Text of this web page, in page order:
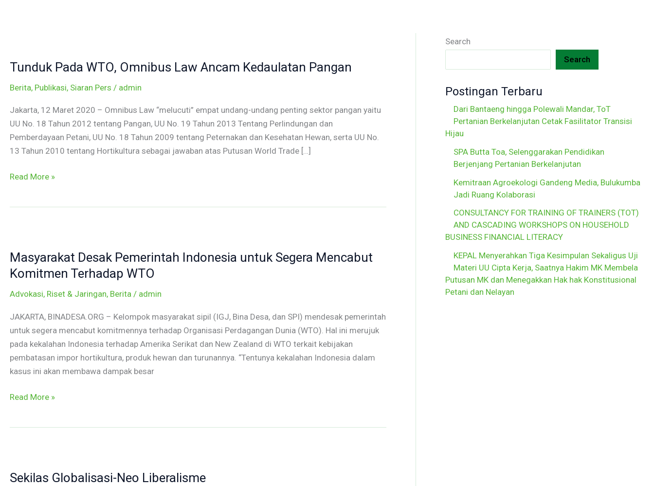
Tunduk Pada WTO, Omnibus Law Ancam Kedaulatan Pangan
Berita, Publikasi, Siaran Pers / admin
Jakarta, 12 Maret 2020 – Omnibus Law “melucuti” empat undang-undang penting sektor pangan yaitu
UU No. 18 Tahun 2012 tentang Pangan, UU No. 19 Tahun 2013 Tentang Perlindungan dan
Pemberdayaan Petani, UU No. 18 Tahun 2009 tentang Peternakan dan Kesehatan Hewan, serta UU No.
13 Tahun 2010 tentang Hortikultura sebagai jawaban atas Putusan World Trade […]
WTO,
Ancam
Kedaulatan
Pangan
Read More »
Masyarakat Desak Pemerintah Indonesia untuk Segera Mencabut
Komitmen Terhadap WTO
Advokasi, Riset & Jaringan, Berita / admin
JAKARTA, BINADESA.ORG – Kelompok masyarakat sipil (IGJ, Bina Desa, dan SPI) mendesak pemerintah
untuk segera mencabut komitmennya terhadap Organisasi Perdagangan Dunia (WTO). Hal ini merujuk
pada kekalahan Indonesia terhadap Amerika Serikat dan New Zealand di WTO terkait kebijakan
pembatasan impor hortikultura, produk hewan dan turunannya. “Tentunya kekalahan Indonesia dalam
kasus ini akan membawa dampak besar
Pemerintah
Indonesia
Segera
Mencabut
Komitmen
Terhadap
WTO
Read More »
Sekilas Globalisasi-Neo Liberalisme
Neo
Search
Search
Postingan Terbaru
Dari Bantaeng hingga Polewali Mandar, ToT
Pertanian Berkelanjutan Cetak Fasilitator Transisi
Hijau
SPA Butta Toa, Selenggarakan Pendidikan
Berjenjang Pertanian Berkelanjutan
Kemitraan Agroekologi Gandeng Media, Bulukumba
Jadi Ruang Kolaborasi
CONSULTANCY FOR TRAINING OF TRAINERS (TOT)
AND CASCADING WORKSHOPS ON HOUSEHOLD
BUSINESS FINANCIAL LITERACY
KEPAL Menyerahkan Tiga Kesimpulan Sekaligus Uji
Materi UU Cipta Kerja, Saatnya Hakim MK Membela
Putusan MK dan Menegakkan Hak hak Konstitusional
Petani dan Nelayan